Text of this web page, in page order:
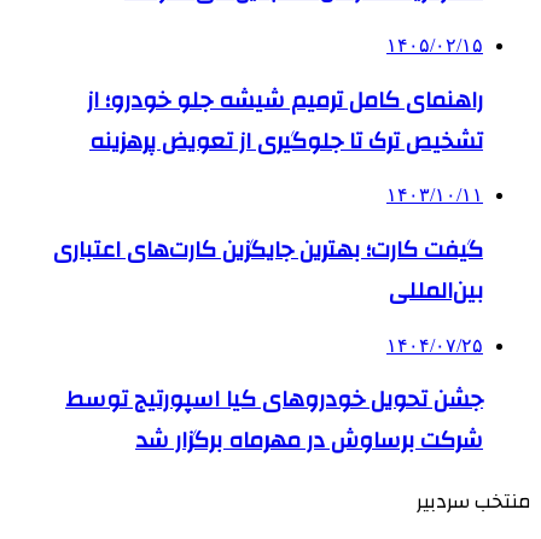
۱۴۰۵/۰۲/۱۵
راهنمای کامل ترمیم شیشه جلو خودرو؛ از
تشخیص ترک تا جلوگیری از تعویض پرهزینه
۱۴۰۳/۱۰/۱۱
گیفت کارت؛ بهترین جایگزین کارت‌های اعتباری
بین‌المللی
۱۴۰۴/۰۷/۲۵
جشن تحویل خودروهای کیا اسپورتیج توسط
شرکت برساوش در مهرماه برگزار شد
منتخب سردبیر